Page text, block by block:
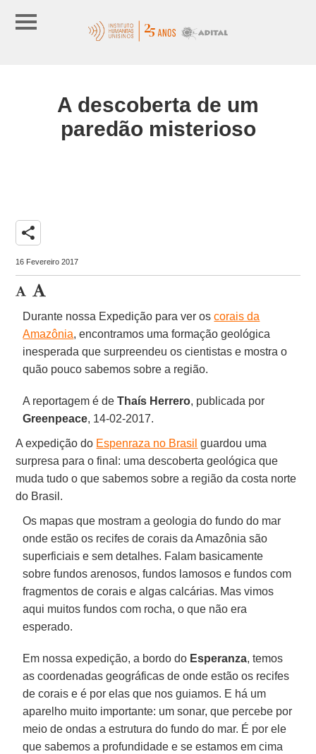
A descoberta de um
paredão misterioso
share
16 Fevereiro 2017
Durante nossa Expedição para ver oscorais da
Amazônia, encontramos uma formação geológica
inesperada que surpreendeu os cientistas e mostra o
quão pouco sabemos sobre a região.
A reportagem é deThaís Herrero, publicada por
Greenpeace, 14-02-2017.
A expedição do Espenraza no Brasil guardou uma
surpresa para o final: uma descoberta geológica que
muda tudo o que sabemos sobre a região da costa norte
do Brasil.
Os mapas que mostram a geologia do fundo do mar
onde estão os recifes de corais da Amazônia são
superficiais e sem detalhes. Falam basicamente
sobre fundos arenosos, fundos lamosos e fundos com
fragmentos de corais e algas calcárias. Mas vimos
aqui muitos fundos com rocha, o que não era
esperado.
Em nossa expedição, a bordo do Esperanza, temos
as coordenadas geográficas de onde estão os recifes
de corais e é por elas que nos guiamos. E há um
aparelho muito importante: um sonar, que percebe por
meio de ondas a estrutura do fundo do mar. É por ele
que sabemos a profundidade e se estamos em cima